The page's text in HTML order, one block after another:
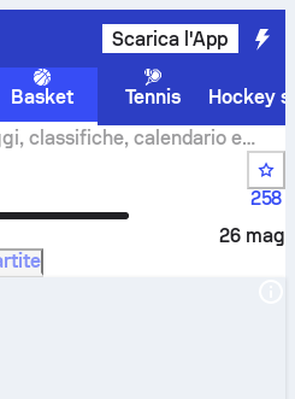
Scarica l'App
Basket Tennis
Hockey
classifiche, calendario e
tournament header
258
26 mag